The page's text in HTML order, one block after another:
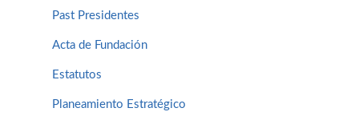
Past Presidentes
Acta de Fundación
Estatutos
Planeamiento Estratégico